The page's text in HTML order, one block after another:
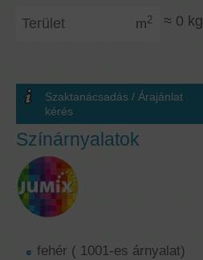
m2 ≈ 0 kg
Szaktanácsadás / Árajánlat
kérés
Színárnyalatok
fehér ( 1001-es árnyalat)